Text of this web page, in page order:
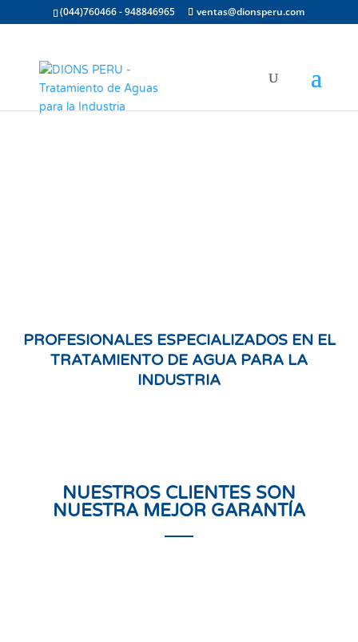
(044)760466 - 948846965 ventas@dionsperu.com
PROFESIONALES ESPECIALIZADOS EN EL
TRATAMIENTO DE AGUA PARA LA
INDUSTRIA
NUESTROS CLIENTES SON
NUESTRA MEJOR GARANTÍA